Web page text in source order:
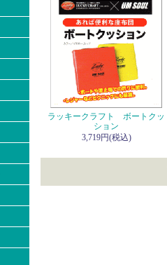
ラッキークラフト ボートクッ
ション
3,719円(税込)